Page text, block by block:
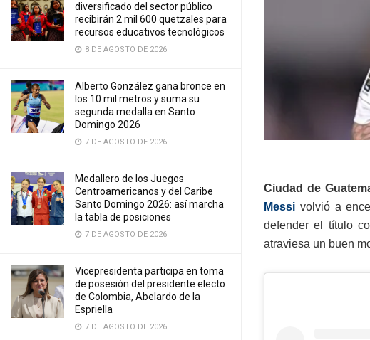
diversificado del sector público
recibirán 2 mil 600 quetzales para
recursos educativos tecnológicos
8 DE AGOSTO DE 2026
Alberto González gana bronce en
los 10 mil metros y suma su
segunda medalla en Santo
Domingo 2026
7 DE AGOSTO DE 2026
Medallero de los Juegos
Centroamericanos y del Caribe
Santo Domingo 2026: así marcha
la tabla de posiciones
7 DE AGOSTO DE 2026
Vicepresidenta participa en toma
de posesión del presidente electo
de Colombia, Abelardo de la
Espriella
7 DE AGOSTO DE 2026
Ciudad de
Messi volvió a
defender el título
atraviesa un buen